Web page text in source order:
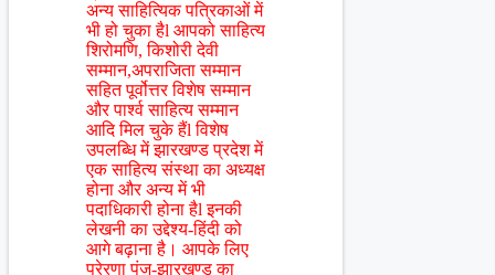
अन्य साहित्यिक पत्रिकाओं में
भी हो चुका हैl आपको साहित्य
शिरोमणि, किशोरी देवी
सम्मान,अपराजिता सम्मान
सहित पूर्वोत्तर विशेष सम्मान
और पार्श्व साहित्य सम्मान
आदि मिल चुके हैंl विशेष
उपलब्धि में झारखण्ड प्रदेश में
एक साहित्य संस्था का अध्यक्ष
होना और अन्य में भी
पदाधिकारी होना हैl इनकी
लेखनी का उद्देश्य-हिंदी को
आगे बढ़ाना है। आपके लिए
प्रेरणा पुंज-झारखण्ड का